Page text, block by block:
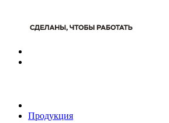
Продукция